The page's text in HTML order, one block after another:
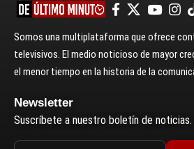
Somos una multiplataforma que ofrece
televisivos. El medio noticioso de mayor
el menor tiempo en la historia de la
Newsletter
Suscríbete a nuestro boletín de noticias.